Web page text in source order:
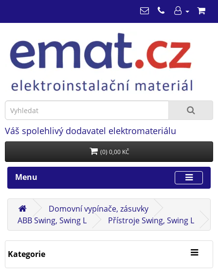
Váš spolehlivý dodavatel elektromateriálu
(0) 0,00 KČ
Menu
Domovní vypínače, zásuvky
ABB Swing, Swing L
Přístroje Swing, Swing L
Kategorie